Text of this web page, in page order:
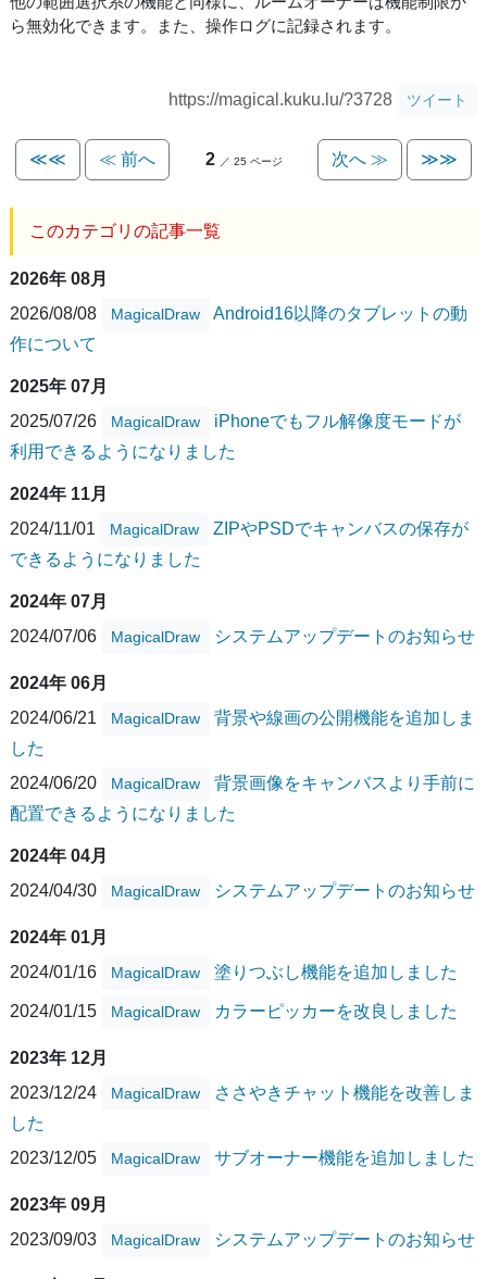
ら無効化できます。また、操作ログに記録されます。
https://magical.kuku.lu/?3728 ツイート
≪≪ ≪ 前へ 2 ／ 25 ページ 次へ ≫ ≫≫
このカテゴリの記事一覧
2026年 08月
2026/08/08
MagicalDraw
Android16以降のタブレットの動
作について
2025年 07月
2025/07/26
MagicalDraw
iPhoneでもフル解像度モードが
利用できるようになりました
2024年 11月
2024/11/01
MagicalDraw
ZIPやPSDでキャンバスの保存が
できるようになりました
2024年 07月
2024/07/06
MagicalDraw システムアップデートのお知らせ
2024年 06月
2024/06/21
MagicalDraw
背景や線画の公開機能を追加しま
した
2024/06/20
MagicalDraw
背景画像をキャンバスより手前に
配置できるようになりました
2024年 04月
2024/04/30
MagicalDraw システムアップデートのお知らせ
2024年 01月
2024/01/16
MagicalDraw 塗りつぶし機能を追加しました
2024/01/15 MagicalDraw カラーピッカーを改良しました
2023年 12月
2023/12/24
MagicalDraw
ささやきチャット機能を改善しま
した
2023/12/05
MagicalDraw サブオーナー機能を追加しました
2023年 09月
2023/09/03
MagicalDraw システムアップデートのお知らせ